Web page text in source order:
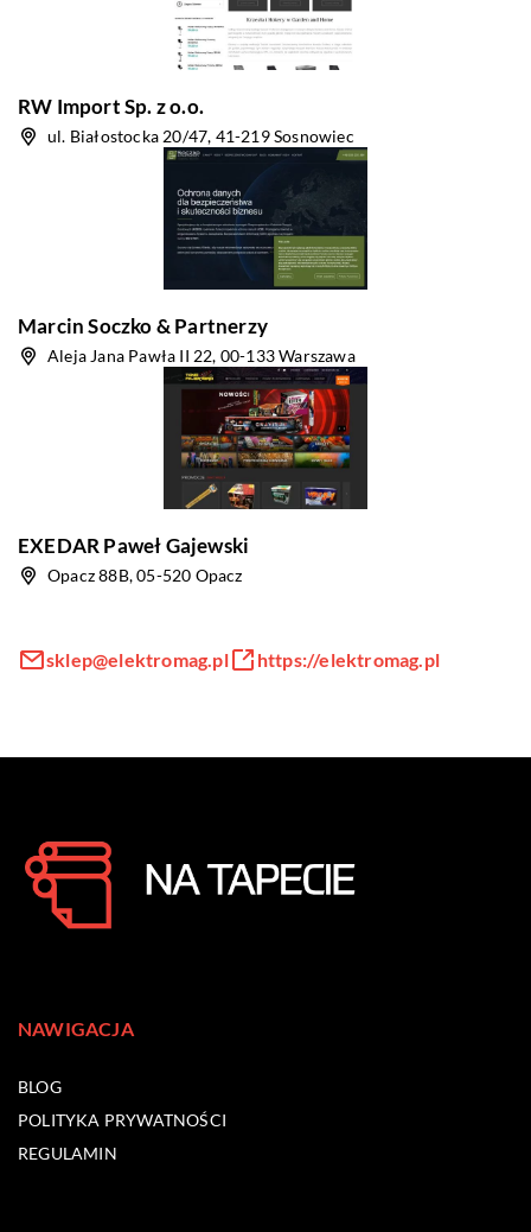
RW Import Sp. z o.o.
ul. Białostocka 20/47, 41-219 Sosnowiec
Marcin Soczko & Partnerzy
Aleja Jana Pawła II 22, 00-133 Warszawa
EXEDAR Paweł Gajewski
Opacz 88B, 05-520 Opacz
sklep@elektromag.pl https://elektromag.pl
NAWIGACJA
BLOG
POLITYKA PRYWATNOŚCI
REGULAMIN